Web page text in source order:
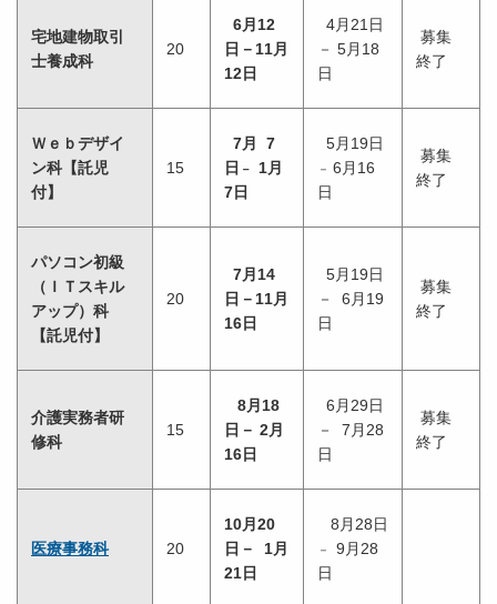
宅地建物取引
士養成科
20
6月12
日－11月
12日
4月21日
－ 5月18
日
募集
終了
Ｗｅｂデザイ
ン科【託児
付】
15
7月 7
日 － 1月
7日
5月19日
－ 6月16
日
募集
終了
パソコン初級
（ＩＴスキル
アップ）科
【託児付】
20
7月14
日－11月
16日
5月19日
－ 6月19
日
募集
終了
介護実務者研
修科
15
8月18
日－ 2月
16日
6月29日
－ 7月28
日
募集
終了
医療事務科 20
10月20
日－ 1月
21日
8月28日
－ 9月28
日